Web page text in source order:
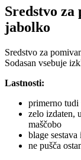
Sredstvo za
jabolko
Sredstvo za
Sodasan vsebuje
Lastnosti:
primerno
zelo izdaten,
maščobo
blage
ne pušča